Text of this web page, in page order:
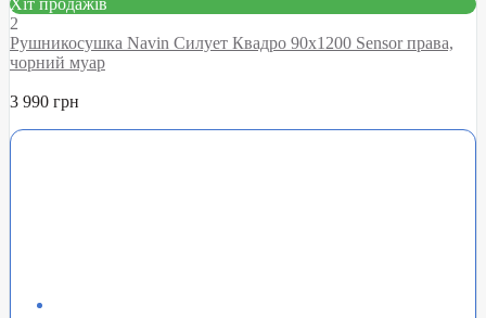
Хіт продажів
2
Рушникосушка Navin Силует Квадро 90х1200 Sensor права,
чорний муар
3 990 грн